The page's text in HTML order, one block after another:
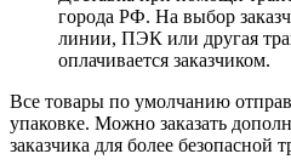
города РФ. На выбор
линии, ПЭК или другая
оплачивается заказчиком.
Все товары по умолчанию
упаковке. Можно заказать
заказчика для более безопасной